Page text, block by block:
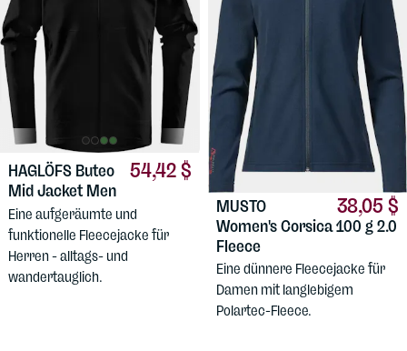
54,42 $
HAGLÖFS Buteo
Mid Jacket Men
Eine aufgeräumte und
funktionelle Fleecejacke für
Herren - alltags- und
wandertauglich.
38,05 $
MUSTO
Women's Corsica 100 g 2.0
Fleece
Eine dünnere Fleecejacke für
Damen mit langlebigem
Polartec-Fleece.